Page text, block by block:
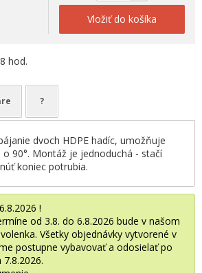
!
od 3.8. do 6.8.2026 bude v našom
Všetky objednávky vytvorené v
postupne vybavovať a odosielať po
Vložiť do košíka
hod.
?
dvoch HDPE hadíc, umožňuje
90°. Montáž je jednoduchá - stačí
koniec potrubia.